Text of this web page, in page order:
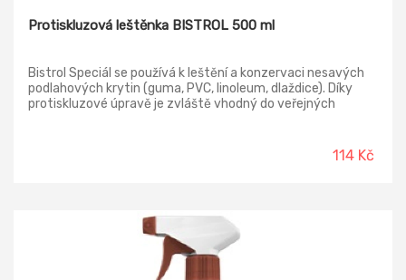
Protiskluzová leštěnka BISTROL 500 ml
Bistrol Speciál se používá k leštění a konzervaci nesavých
podlahových krytin (guma, PVC, linoleum, dlaždice). Díky
protiskluzové úpravě je zvláště vhodný do veřejných
vytváří na povrchu ochranný film, který omezuje jejich114 Kč